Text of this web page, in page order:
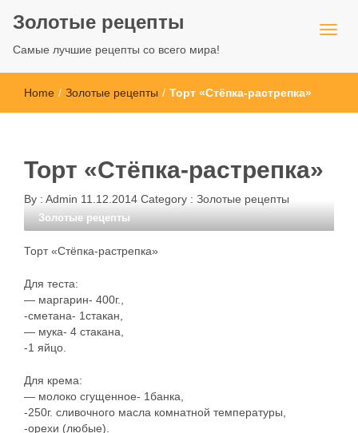
Золотые рецепты
Самые лучшие рецепты со всего мира!
Home / Золотые рецепты / Торт «Стёпка-растрепка»
Торт «Стёпка-растрепка»
By : Admin 11.12.2014 Category : Золотые рецепты
Золотые рецепты
Торт «Стёпка-растрепка»
Для теста:
— маргарин- 400г.,
-сметана- 1стакан,
— мука- 4 стакана,
-1 яйцо.
Для крема:
— молоко сгущенное- 1банка,
-250г. сливочного масла комнатной температуры,
-орехи (любые).